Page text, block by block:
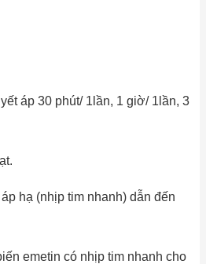
áp 30 phút/ 1lần, 1 giờ/ 1lần, 3
hạ (nhịp tim nhanh) dẫn đến
emetin có nhịp tim nhanh cho